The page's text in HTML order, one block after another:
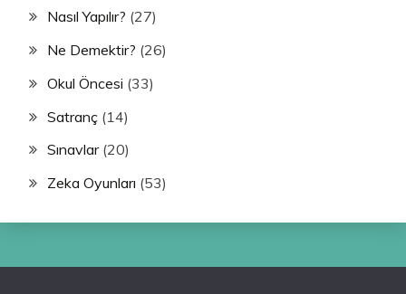
Nasıl Yapılır? (27)
Ne Demektir? (26)
Okul Öncesi (33)
Satranç (14)
Sınavlar(20)
Zeka Oyunları (53)